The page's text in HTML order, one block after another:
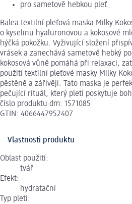
pro sametově hebkou pleť
Balea textilní pleťová maska Milky
o kyselinu hyaluronovou a kokosové
hýčká pokožku. Vyživující složení
vrásek a zanechává sametově hebký
kokosová vůně pomáhá při relaxaci,
použití textilní pleťové masky Milky
pěstěně a zářivěji. Tato maska je
pečující rituál, který pleti poskytuje
číslo produktu dm: 1571085
GTIN: 4066447952407
Vlastnosti produktu
Oblast použití:
tvář
Efekt:
hydratační
Typ pleti: